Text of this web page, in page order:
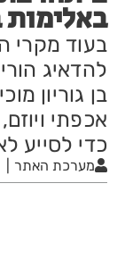
באלימות
בעוד מקרי
להדאיג
בן גוריון
אכפתי
כדי לסייע
מערכת האתר